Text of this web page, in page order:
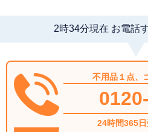
2時34分現在 お電話
不用品１点、
24時間365